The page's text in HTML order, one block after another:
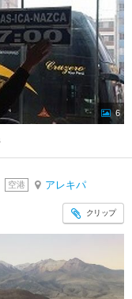
6
空港 アレキパ
クリップ